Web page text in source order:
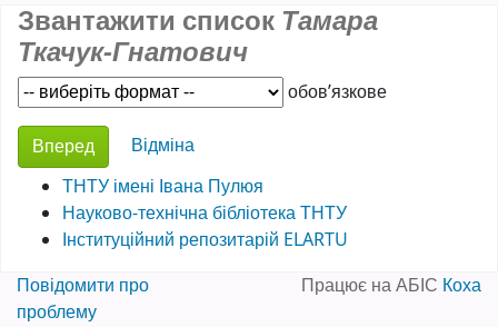
ТНТУ імені Івана Пулюя
Науково-технічна бібліотека ТНТУ
Інституційний репозитарій ELARTU
Звантажити список Тамара
Ткачук-Гнатович
обов’язкове
Choose actionВідміна
Повідомити про
проблему
Працює на АБІС Коха